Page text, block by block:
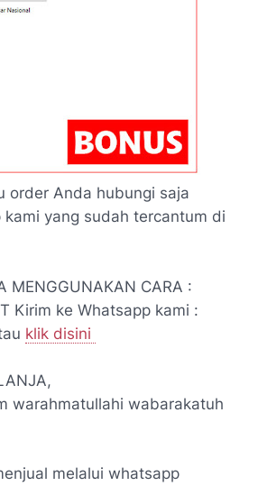
order Anda hubungi saja
kami yang sudah tercantum di
MENGGUNAKAN CARA :
Kirim ke Whatsapp kami :
klik disini
warahmatullahi wabarakatuh
melalui whatsapp